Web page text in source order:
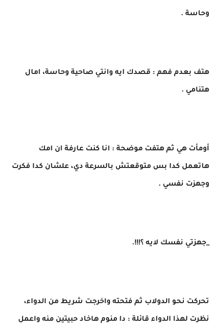
وحاسة .
هتف بعدم فهم : قصدك ايه وانتي صاحية وحاسة، امال
هتنامي .
أومأت هي ثم هتفت موضحة : انا كنت عارفة ان امك
هاتعمل كدا بس متوقعتش بالسرعة دي، علشان كدا فكرت
وجهزت نفسي .
_جهزتي نفسك لايه ؟!!!.
تحركت نحو الدولاب ثم فتحته واخرجت شريط من الدواء،
نظرت لهذا الدواء قائلة : دا منوم هاخاد حبيتين منه واعمل